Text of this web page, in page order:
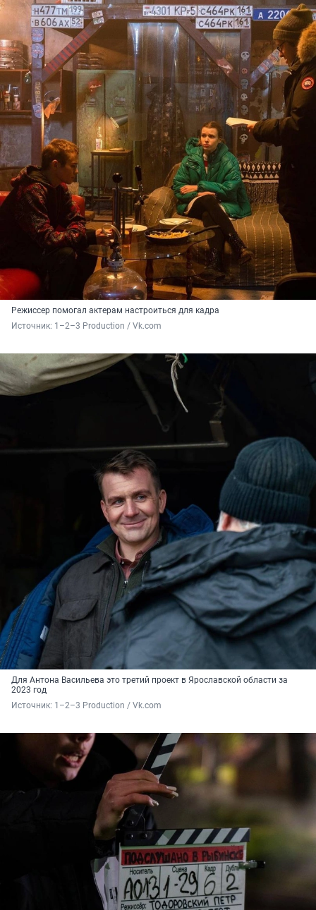
Режиссер помогал актерам настроиться для кадра
Источник: 1–2–3 Production / Vk.com
Для Антона Васильева это третий проект в Ярославской области за
2023 год
Источник: 1–2–3 Production / Vk.com